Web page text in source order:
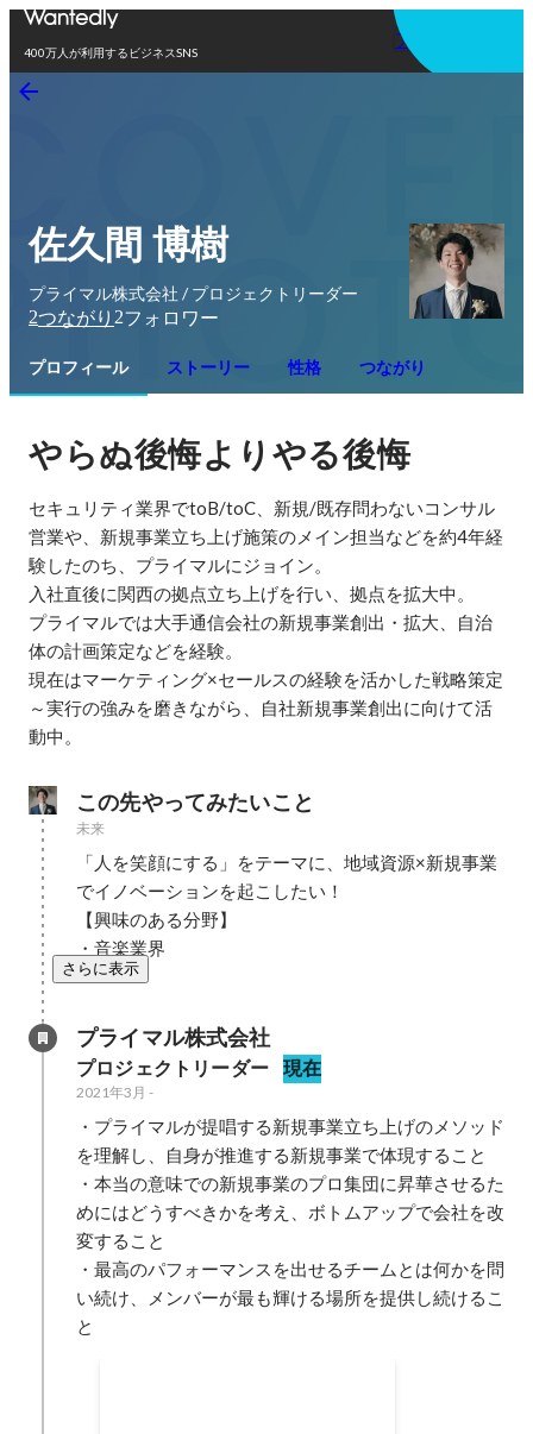
400万人が利用するビジネスSNS
アプリを使う
佐久間 博樹
プライマル株式会社 / プロジェクトリーダー
2つながり 2フォロワー
プロフィール ストーリー 性格 つながり
やらぬ後悔よりやる後悔
セキュリティ業界でtoB/toC、新規/既存問わないコンサル
営業や、新規事業立ち上げ施策のメイン担当などを約4年経
験したのち、プライマルにジョイン。
入社直後に関西の拠点立ち上げを行い、拠点を拡大中。
プライマルでは大手通信会社の新規事業創出・拡大、自治
体の計画策定などを経験。
現在はマーケティング×セールスの経験を活かした戦略策定
～実行の強みを磨きながら、自社新規事業創出に向けて活
動中。
この先やってみたいこと
未来
「人を笑顔にする」をテーマに、地域資源×新規事業
でイノベーションを起こしたい！
【興味のある分野】
・音楽業界
さらに表示
プライマル株式会社
プロジェクトリーダー 現在
2021年3月 -
・プライマルが提唱する新規事業立ち上げのメソッド
を理解し、自身が推進する新規事業で体現すること
・本当の意味での新規事業のプロ集団に昇華させるた
めにはどうすべきかを考え、ボトムアップで会社を改
変すること
・最高のパフォーマンスを出せるチームとは何かを問
い続け、メンバーが最も輝ける場所を提供し続けるこ
と